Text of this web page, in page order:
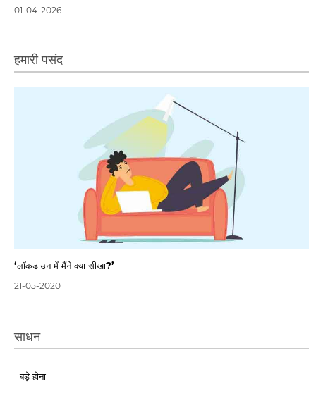
01-04-2026
हमारी पसंद
‘लॉकडाउन में मैंने क्या सीखा?’
21-05-2020
साधन
बड़े होना